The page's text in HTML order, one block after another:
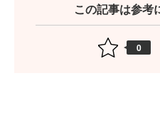
この記事は参考
0